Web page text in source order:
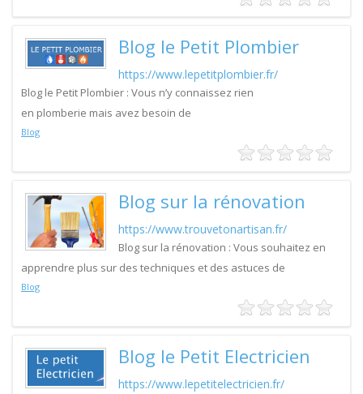
Blog le Petit Plombier
https://www.lepetitplombier.fr/
Blog le Petit Plombier : Vous n’y connaissez rien
en plomberie mais avez besoin de
Blog
Blog sur la rénovation
https://www.trouvetonartisan.fr/
Blog sur la rénovation : Vous souhaitez en
apprendre plus sur des techniques et des astuces de
Blog
Blog le Petit Electricien
https://www.lepetitelectricien.fr/